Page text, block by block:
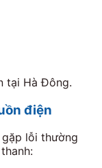
tại Hà Đông.
điện
lỗi thường